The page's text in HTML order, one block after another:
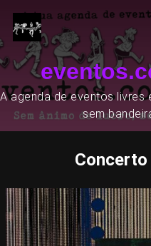
A agenda de eventos livres
sem